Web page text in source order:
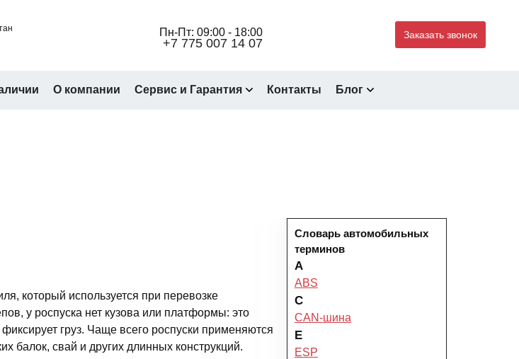
Пн-Пт: 09:00 - 18:00
+7 775 007 14 07
Заказать звонок
О компании Сервис и Гарантия Контакты Блог
который используется при перевозке
у роспуска нет кузова или платформы: это
груз. Чаще всего роспуски применяются
балок, свай и других длинных конструкций.
Словарь автомобильных
терминов
A
ABS
C
CAN-шина
E
ESP